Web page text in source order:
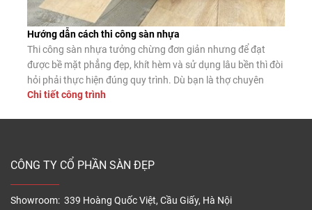
Hướng dẫn cách thi công sàn nhựa
Thi công sàn nhựa tưởng chừng đơn giản nhưng để đạt
được bề mặt phẳng đẹp, khít hèm và sử dụng lâu bền thì đòi
hỏi phải thực hiện đúng quy trình. Dù bạn là thợ chuyên
nghiệp hay tự lát tại nhà, nắm vững các bước lắp đặt chuẩn
Chi tiết công trình
CÔNG TY CỔ PHẦN SÀN ĐẸP
Showroom: 339 Hoàng Quốc Việt, Cầu Giấy, Hà Nội